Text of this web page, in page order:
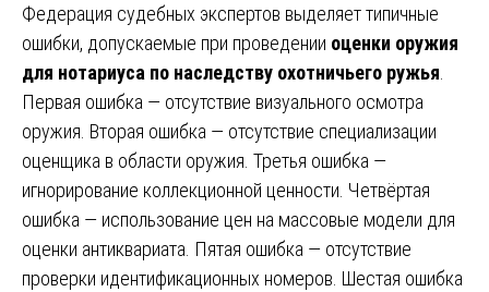
Федерация судебных экспертов выделяет типичные
ошибки, допускаемые при проведении оценки оружия
для нотариуса по наследству охотничьего ружья
Первая ошибка — отсутствие визуального осмотра
оружия. Вторая ошибка — отсутствие специализации
оценщика в области оружия. Третья ошибка —
игнорирование коллекционной ценности. Четвёртая
ошибка — использование цен на массовые модели для
оценки антиквариата. Пятая ошибка — отсутствие
проверки идентификационных номеров. Шестая ошибка